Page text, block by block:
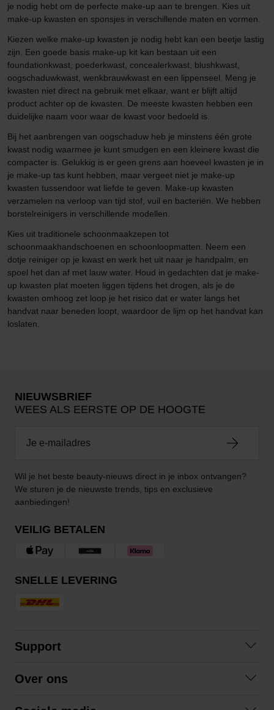
je nodig hebt om de perfecte make-up aan te brengen. Kies uit
make-up kwasten en sponsjes in verschillende maten en vormen.
Kiezen welke make-up kwasten je nodig hebt kan een beetje lastig
zijn. Een goede basis make-up kit kan bestaan uit een
foundationkwast, poederkwast, concealerkwast, blushkwast,
oogschaduwkwast, wenkbrauwkwast en een lippenseel. Meng je
kwasten niet direct na gebruik met elkaar, want er blijft altijd
product achter op de kwasten. De meeste kwasten hebben een
duidelijke naam voor waar de kwast voor bedoeld is.
Bij het aanbrengen van oogschaduw heb je minstens één grote
kwast nodig waarmee je kunt smudgen en een kleinere kwast die
compacter is. Gelukkig is er geen grens aan hoeveel kwasten je in
je make-up tas kunt hebben, maar vergeet niet je make-up
kwasten tussendoor wat liefde te geven. Make-up kwasten
verzamelen na verloop van tijd stof, vuil en bacteriën. We hebben
borstelreinigers in verschillende modellen.
Kies uit traditionele schoonmaakzepen tot
schoonmaakhandschoenen en schoonloopmatten. Neem een
dotje reiniger op je kwast en werk het uit naar je handpalm, en
spoel het dan af met lauw water. Houd in gedachten dat je make-
up kwasten plat moeten liggen tijdens het drogen, als je de
kwasten omhoog zet loop je het risico dat er water langs het
handvat naar beneden loopt, waardoor de lijm op het handvat kan
loslaten.
NIEUWSBRIEF
WEES ALS EERSTE OP DE HOOGTE
Wil je het beste beauty-nieuws direct in je inbox ontvangen?
We sturen je de nieuwste trends, tips en exclusieve
aanbiedingen!
VEILIG BETALEN
SNELLE LEVERING
Support
Algemene voorwaarden
Over ons